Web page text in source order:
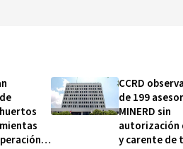
y
CCRD
de 199
MINERD sin
autorización
y carente de